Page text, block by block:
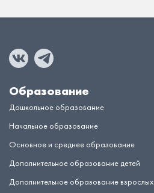
Образование
Дошкольное образование
Начальное образование
Основное и среднее образование
Дополнительное образование детей
Дополнительное образование взрослых